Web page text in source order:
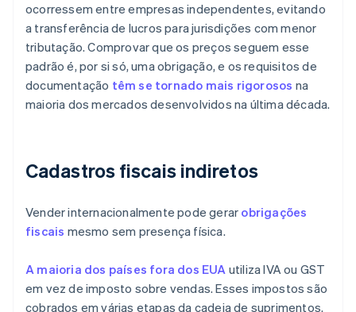
ocorressem entre empresas independentes, evitando
a transferência de lucros para jurisdições com menor
tributação. Comprovar que os preços seguem esse
padrão é, por si só, uma obrigação, e os requisitos de
documentação têm se tornado mais rigorosos na
maioria dos mercados desenvolvidos na última década.
Cadastros fiscais indiretos
Vender internacionalmente pode gerar obrigações
fiscais mesmo sem presença física.
A maioria dos países fora dos EUA utiliza IVA ou GST
em vez de imposto sobre vendas. Esses impostos são
cobrados em várias etapas da cadeia de suprimentos.